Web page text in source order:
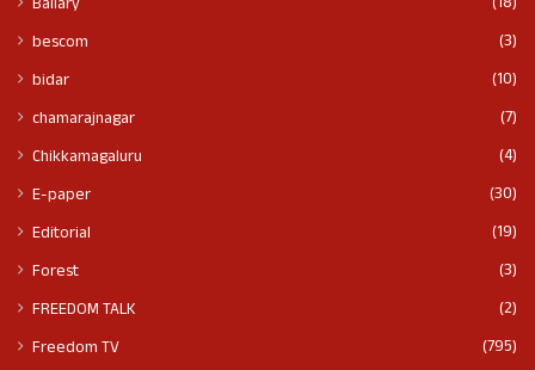
bescom
(3)
bidar
(10)
chamarajnagar
(7)
Chikkamagaluru
(4)
E-paper
(30)
Editorial
(19)
Forest
(3)
FREEDOM TALK
(2)
Freedom TV
(795)